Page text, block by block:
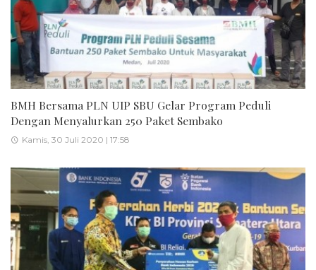
BMH Bersama PLN UIP SBU Gelar Program Peduli
Dengan Menyalurkan 250 Paket Sembako
Kamis, 30 Juli 2020 | 17:58